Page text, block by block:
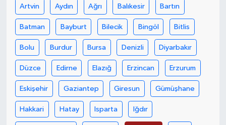
Artvin Aydın Ağrı Balıkesir Bartın
Batman Bayburt Bilecik Bingöl Bitlis
Bolu Burdur Bursa Denizli Diyarbakır
Düzce Edirne Elazığ Erzincan Erzurum
Eskişehir Gaziantep Giresun Gümüşhane
Hakkari Hatay Isparta Iğdır